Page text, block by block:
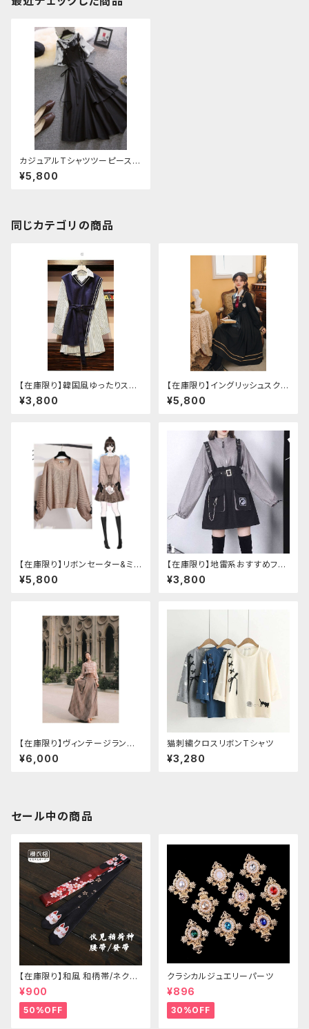
カジュアルTシャツツーピースセ
ットアップ
¥5,800
同じカテゴリの商品
【在庫限り】韓国風ゆったりスタ
イルニットベスト ＋ ストライプシ
ャツ ベルト付き
¥3,800
【在庫限り】イングリッシュスクー
ルセットアップ
¥5,800
【在庫限り】リボンセーター&ミニ
スカート セットアップ
¥5,800
【在庫限り】地雷系おすすめフリ
ースセットアップ ワンピース＋ウ
エストストラップベルト
¥3,800
【在庫限り】ヴィンテージランタ
ン袖フリルブラウス＋チェックハ
イウエストスカートセット
¥6,000
猫刺繍クロスリボンTシャツ
¥3,280
セール中の商品
【在庫限り】和風 和柄帯/ネクタ
イ/リボン（狐面/金魚
¥900
50%OFF
クラシカルジュエリーパーツ
¥896
30%OFF